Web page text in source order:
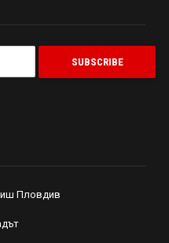
Пловдив